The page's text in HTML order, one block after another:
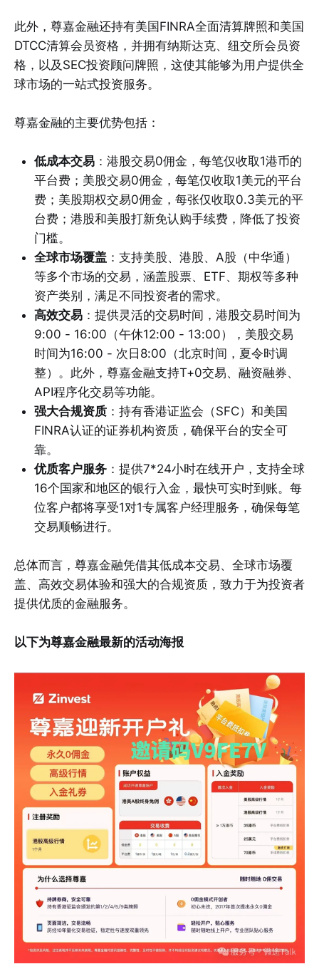
此外，尊嘉金融还持有美国FINRA全面清算牌照和美国
DTCC清算会员资格，并拥有纳斯达克、纽交所会员资
格，以及SEC投资顾问牌照，这使其能够为用户提供全
球市场的一站式投资服务。
尊嘉金融的主要优势包括：
低成本交易 ：港股交易0佣金，每笔仅收取1港币的
平台费；美股交易0佣金，每笔仅收取1美元的平台
费；美股期权交易0佣金，每张仅收取0.3美元的平
台费；港股和美股打新免认购手续费，降低了投资
门槛。
全球市场覆盖 ：支持美股、港股、A股（中华通）
等多个市场的交易，涵盖股票、ETF、期权等多种
资产类别，满足不同投资者的需求。
高效交易 ：提供灵活的交易时间，港股交易时间为
9:00 - 16:00（午休12:00 - 13:00），美股交易
时间为16:00 - 次日8:00（北京时间，夏令时调
整）。此外，尊嘉金融支持T+0交易、融资融券、
API程序化交易等功能。
强大合规资质 ：持有香港证监会（SFC）和美国
FINRA认证的证券机构资质，确保平台的安全可
靠。
优质客户服务 ：提供7*24小时在线开户，支持全球
16个国家和地区的银行入金，最快可实时到账。每
位客户都将享受1对1专属客户经理服务，确保每笔
交易顺畅进行。
总体而言，尊嘉金融凭借其低成本交易、全球市场覆
盖、高效交易体验和强大的合规资质，致力于为投资者
提供优质的金融服务。
以下为尊嘉金融最新的活动海报